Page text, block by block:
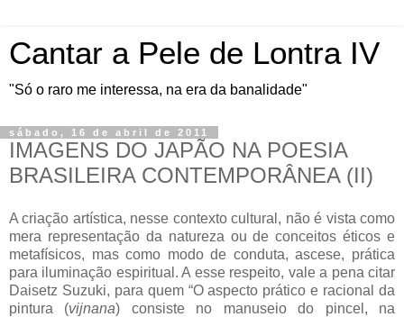
Cantar a Pele de Lontra IV
"Só o raro me interessa, na era da banalidade"
sábado, 16 de abril de 2011
IMAGENS DO JAPÃO NA POESIA
BRASILEIRA CONTEMPORÂNEA (II)
A criação artística, nesse contexto cultural, não é vista como
mera representação da natureza ou de conceitos éticos e
metafísicos, mas como modo de conduta, ascese, prática
para iluminação espiritual. A esse respeito, vale a pena citar
Daisetz Suzuki, para quem “O aspecto prático e racional da
pintura (vijnana) consiste no manuseio do pincel, na